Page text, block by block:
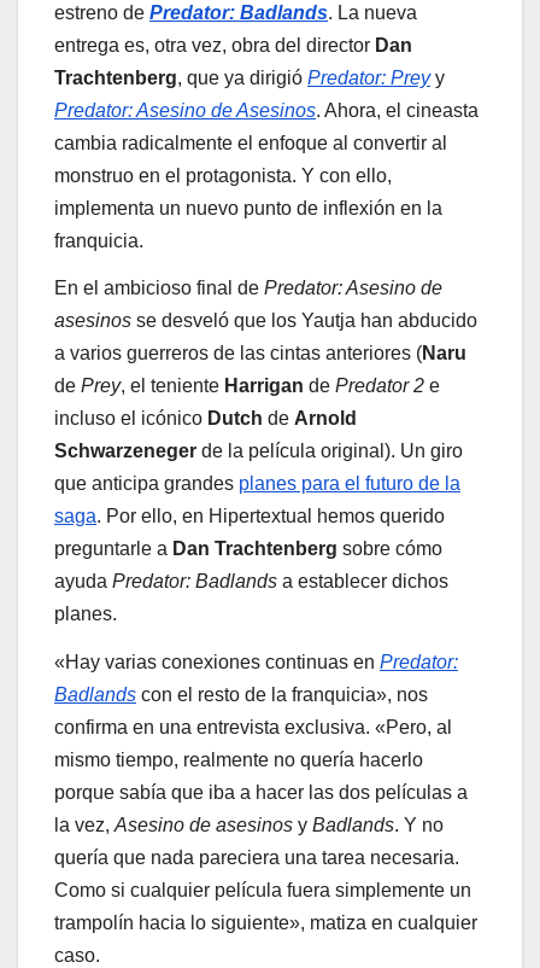
estreno de Predator: Badlands. La nueva
entrega es, otra vez, obra del director Dan
Trachtenberg, que ya dirigió Predator: Preyy
Predator: Asesino de Asesinos. Ahora, el cineasta
cambia radicalmente el enfoque al convertir al
monstruo en el protagonista. Y con ello,
implementa un nuevo punto de inflexión en la
franquicia.
En el ambicioso final de Predator: Asesino de
asesinos se desveló que los Yautja han abducido
a varios guerreros de las cintas anteriores (Naru
de Prey, el teniente Harrigan de Predator 2 e
incluso el icónico Dutch de Arnold
Schwarzeneger de la película original). Un giro
que anticipa grandes planes para el futuro de la
saga. Por ello, en Hipertextual hemos querido
preguntarle a Dan Trachtenberg sobre cómo
ayuda Predator: Badlands a establecer dichos
planes.
«Hay varias conexiones continuas en Predator:
Badlands con el resto de la franquicia», nos
confirma en una entrevista exclusiva. «Pero, al
mismo tiempo, realmente no quería hacerlo
porque sabía que iba a hacer las dos películas a
la vez, Asesino de asesinos y Badlands. Y no
quería que nada pareciera una tarea necesaria.
Como si cualquier película fuera simplemente un
trampolín hacia lo siguiente», matiza en cualquier
caso.